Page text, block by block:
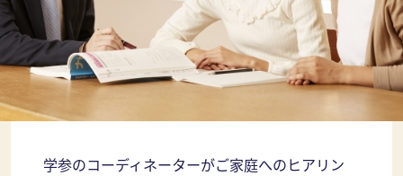
学参のコーディネーターがご家庭へのヒアリン